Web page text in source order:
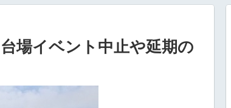
場イベント中止や延期の